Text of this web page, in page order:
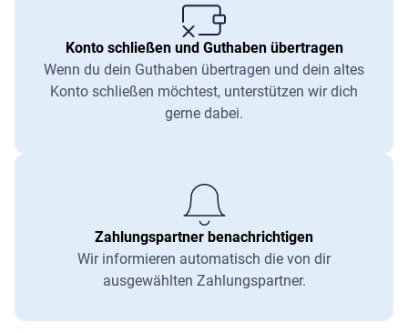
Konto schließen und Guthaben übertragen
Wenn du dein Guthaben übertragen und dein altes
Konto schließen möchtest, unterstützen wir dich
gerne dabei.
Zahlungspartner benachrichtigen
Wir informieren automatisch die von dir
ausgewählten Zahlungspartner.